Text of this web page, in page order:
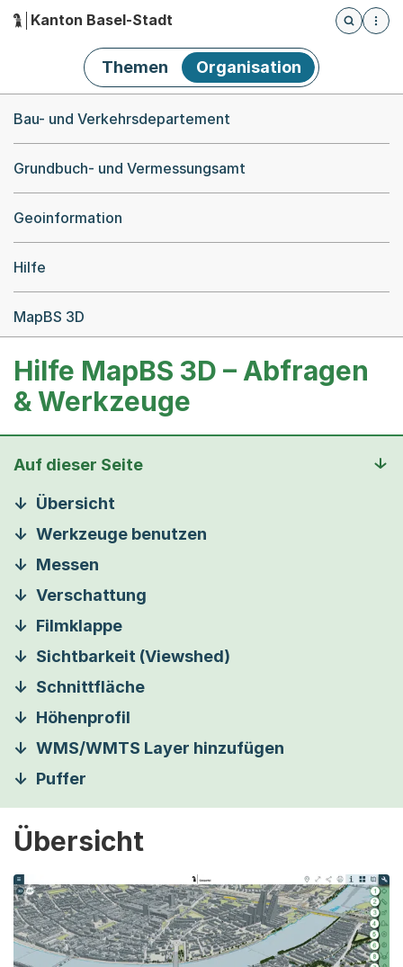
Hauptnavigation
Kanton Basel-Stadt
Öffnet
Themen Organisation
Bau- und Verkehrsdepartement
Grundbuch- und Vermessungsamt
Geoinformation
Hilfe
MapBS 3D
Hilfe MapBS 3D – Abfragen
& Werkzeuge
Auf dieser Seite
Übersicht
Werkzeuge benutzen
Messen
Verschattung
Filmklappe
Sichtbarkeit (Viewshed)
Schnittfläche
Höhenprofil
WMS/WMTS Layer hinzufügen
Puffer
Übersicht